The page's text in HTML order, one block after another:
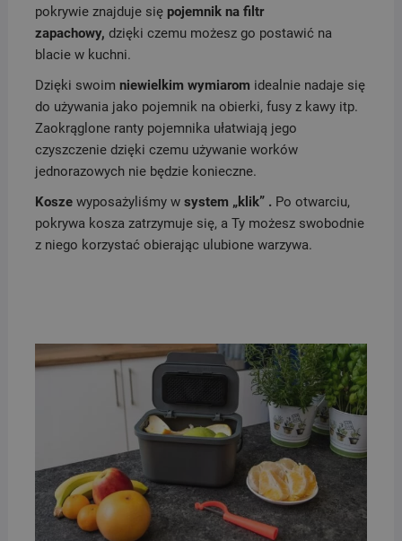
pokrywie znajduje siępojemnik na filtr
zapachowy, dzięki czemu możesz go postawić na
blacie w kuchni.
Dzięki swoim niewielkim wymiarom idealnie nadaje się
do używania jako pojemnik na obierki, fusy z kawy itp.
Zaokrąglone ranty pojemnika ułatwiają jego
czyszczenie dzięki czemu używanie worków
jednorazowych nie będzie konieczne.
Kosze wyposażyliśmy w system „klik” . Po otwarciu,
pokrywa kosza zatrzymuje się, a Ty możesz swobodnie
z niego korzystać obierając ulubione warzywa.